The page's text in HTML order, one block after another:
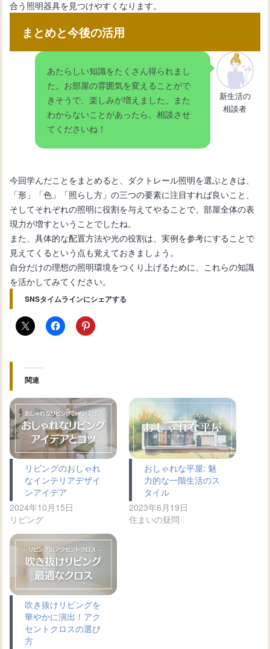
合う照明器具を見つけやすくなります。
まとめと今後の活用
あたらしい知識をたくさん得られまし
た。お部屋の雰囲気を変えることがで
きそうで、楽しみが増えました。また
わからないことがあったら、相談させ
てくださいね！
新生活の
相談者
今回学んだことをまとめると、ダクトレール照明を選ぶときは、
「形」「色」「照らし方」の三つの要素に注目すれば良いこと、
そしてそれぞれの照明に役割を与えてやることで、部屋全体の表
現力が増すということでしたね。
また、具体的な配置方法や光の役割は、実例を参考にすることで
見えてくるという点も覚えておきましょう。
自分だけの理想の照明環境をつくり上げるために、これらの知識
を活かしてみてください。
SNSタイムラインにシェアする
関連
リビングのおしゃれ
なインテリアデザイ
ンアイデア
2024年10月15日
リビング
おしゃれな平屋: 魅
力的な一階生活のス
タイル
2023年6月19日
住まいの疑問
吹き抜けリビングを
華やかに演出！アク
セントクロスの選び
方